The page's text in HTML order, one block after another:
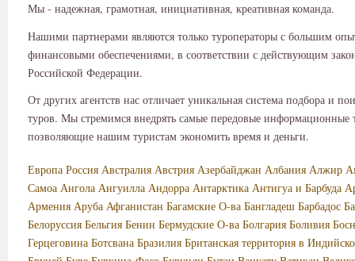
Мы - надежная, грамотная, инициативная, креативная команда.
Нашими партнерами являются только туроператоры с большим
финансовыми обеспечениями, в соответствии с действующим
Российской Федерации.
От других агентств нас отличает уникальная система подбора и
туров. Мы стремимся внедрять самые передовые информационные
позволяющие нашим туристам экономить время и деньги.
Европа Россия Австралия Австрия Азербайджан Албания Алжир
Самоа Ангола Ангуилла Андорра Антарктика Антигуа и Барбуда
Армения Аруба Афганистан Багамские О-ва Бангладеш Барбадос
Белоруссия Бельгия Бенин Бермудские О-ва Болгария Боливия
Герцеговина Ботсвана Бразилия Британская территория в